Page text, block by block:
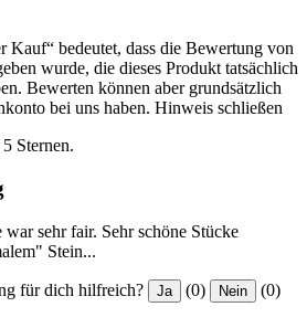
Kauf“ bedeutet, dass die Bewertung von
wurde, die dieses Produkt tatsächlich
Bewerten können aber grundsätzlich
bei uns haben. Hinweis schließen
Sternen.
sehr fair. Sehr schöne Stücke
Stein...
für dich hilfreich? Ja (0) Nein (0)